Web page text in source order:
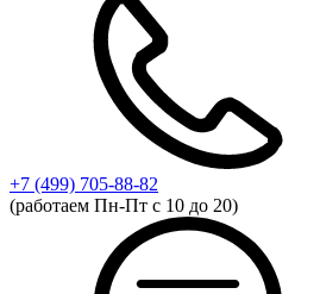
+7 (499) 705-88-82
(работаем Пн-Пт с 10 до 20)